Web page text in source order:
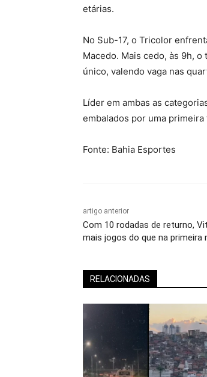
etárias.
No Sub-17, o Tricolor
Macedo. Mais cedo, às 9h,
único, valendo vaga nas
Líder em ambas as
embalados por uma
Fonte: Bahia Esportes
artigo anterior
Com 10 rodadas de returno,
mais jogos do que na primeira
RELACIONADAS